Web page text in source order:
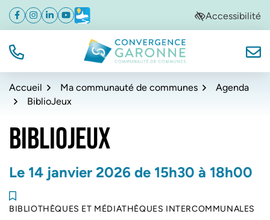
Aller
navigation
Aller
au
Aller
au
de
Facebook
(ouverture dans un nouvel onglet)
Instagram
(ouverture dans un nouvel onglet)
Linkedin
(ouverture dans un nouvel onglet)
YouTube
(ouverture dans un nouvel onglet)
Météo
(ouverture dans un nouvel onglet)Accessibilité
TÉL. Convergence Garonne
Accueil Ma communauté de communes
Agenda
BiblioJeux
BIBLIOJEUX
Le 14 janvier 2026 de 15h30 à 18h00
BIBLIOTHÈQUES ET MÉDIATHÈQUES INTERCOMMUNALES